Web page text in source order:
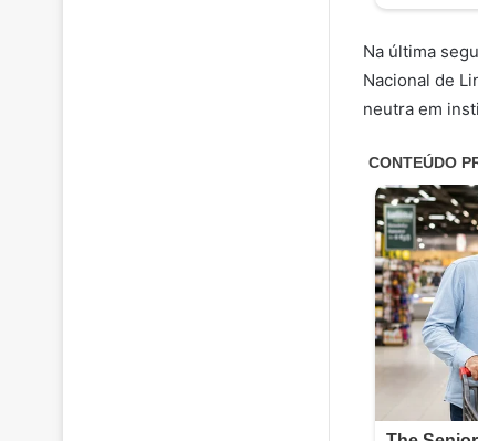
Na última
Nacional de
neutra em